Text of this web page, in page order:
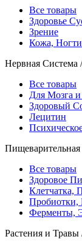
Все товары
Здоровье
Зрение
Кожа,
Нервная
Все товары
Для Мозга
Здоровый
Лецитин
Пищеварительная
Все товары
Здоровое
Клетчатка,
Пробиотки,
Ферменты,
Растения и